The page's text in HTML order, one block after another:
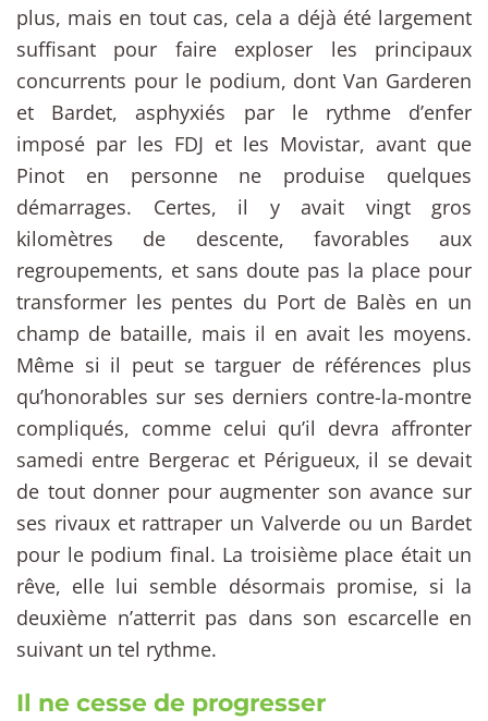
plus, mais en tout cas, cela a déjà été largement
suffisant pour faire exploser les principaux
concurrents pour le podium, dont Van Garderen
et Bardet, asphyxiés par le rythme d’enfer
imposé par les FDJ et les Movistar, avant que
Pinot en personne ne produise quelques
démarrages. Certes, il y avait vingt gros
kilomètres de descente, favorables aux
regroupements, et sans doute pas la place pour
transformer les pentes du Port de Balès en un
champ de bataille, mais il en avait les moyens.
Même si il peut se targuer de références plus
qu’honorables sur ses derniers contre-la-montre
compliqués, comme celui qu’il devra affronter
samedi entre Bergerac et Périgueux, il se devait
de tout donner pour augmenter son avance sur
ses rivaux et rattraper un Valverde ou un Bardet
pour le podium final. La troisième place était un
rêve, elle lui semble désormais promise, si la
deuxième n’atterrit pas dans son escarcelle en
suivant un tel rythme.
Il ne cesse de progresser